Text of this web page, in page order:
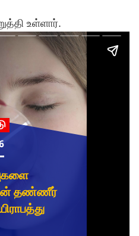
உள்ளார்.